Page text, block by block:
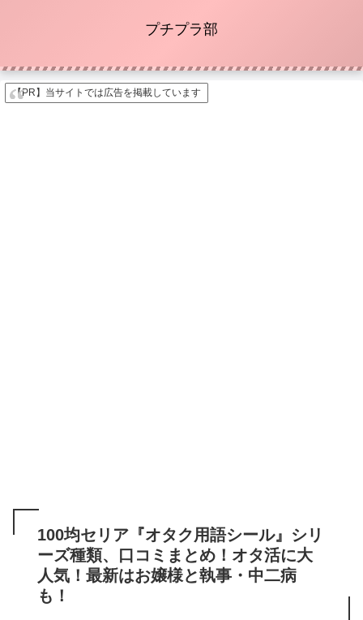
プチプラ部
【PR】当サイトでは広告を掲載しています
100均セリア『オタク用語シール』シリ
ーズ種類、口コミまとめ！オタ活に大
人気！最新はお嬢様と執事・中二病
も！